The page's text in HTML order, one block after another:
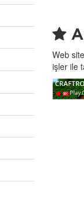
Web
işler ile